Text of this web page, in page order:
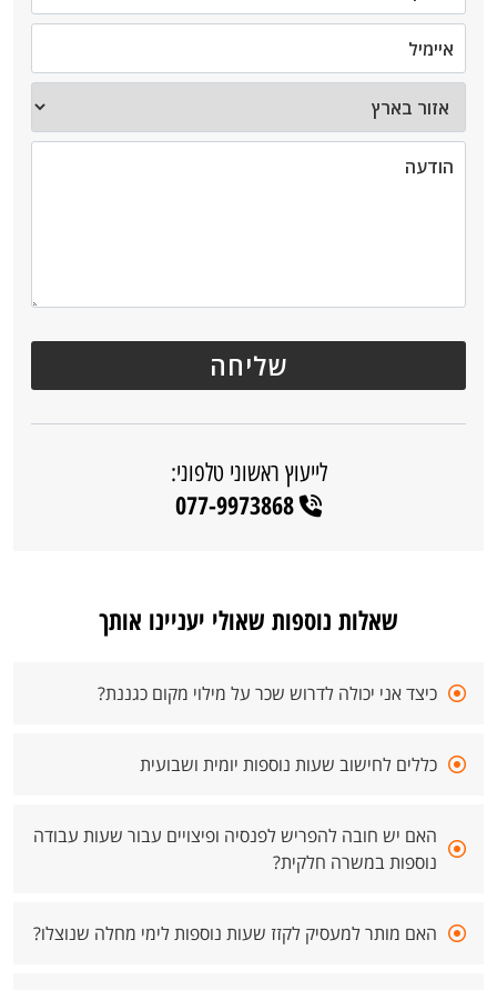
לייעוץ ראשוני טלפוני:
077-9973868
שאלות נוספות שאולי יעניינו אותך
כיצד אני יכולה לדרוש שכר על מילוי מקום כגננת?
כללים לחישוב שעות נוספות יומית ושבועית
האם יש חובה להפריש לפנסיה ופיצויים עבור שעות עבודה
נוספות במשרה חלקית?
האם מותר למעסיק לקזז שעות נוספות לימי מחלה שנוצלו?